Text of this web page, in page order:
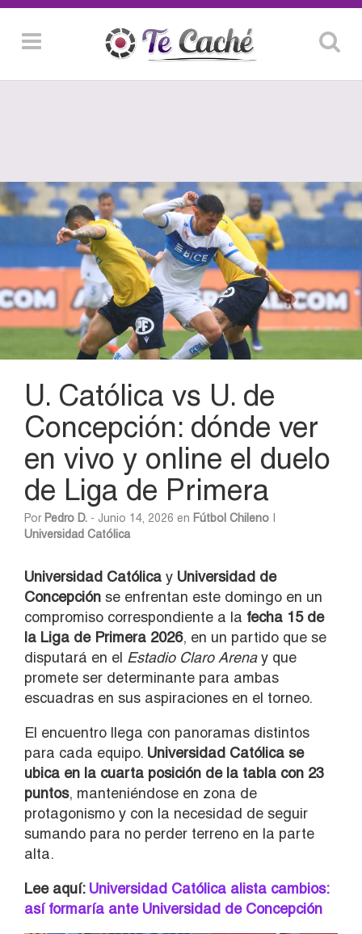
U. Católica vs U. de
Concepción: dónde ver
en vivo y online el duelo
de Liga de Primera
Por Pedro D. - Junio 14, 2026 en Fútbol Chileno
Universidad Católica
Universidad Católica y Universidad de
Concepción se enfrentan este domingo en un
compromiso correspondiente a la fecha 15 de
la Liga de Primera 2026, en un partido que se
disputará en el Estadio Claro Arenay que
promete ser determinante para ambas
escuadras en sus aspiraciones en el torneo.
El encuentro llega con panoramas distintos
para cada equipo. Universidad Católica se
ubica en la cuarta posición de la tabla con 23
puntos, manteniéndose en zona de
protagonismo y con la necesidad de seguir
sumando para no perder terreno en la parte
alta.
Lee aquí: Universidad Católica alista cambios:
así formaría ante Universidad de Concepción